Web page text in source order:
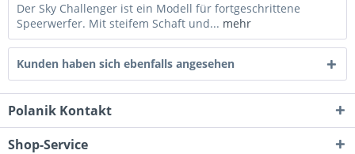
Der Sky Challenger ist ein Modell für fortgeschrittene
Speerwerfer. Mit steifem Schaft und... mehr
Kunden haben sich ebenfalls angesehen
Polanik Kontakt
Shop-Service